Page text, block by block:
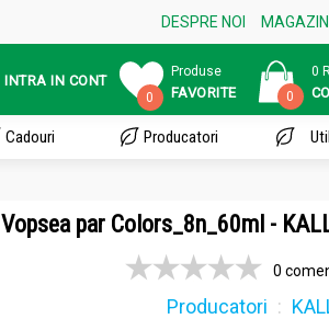
DESPRE NOI
INTRA IN CONT
0
Produse
FAVORITE 0
0
Cadouri Producatori
Vopsea par Colors_8n_60ml -
0
Producatori